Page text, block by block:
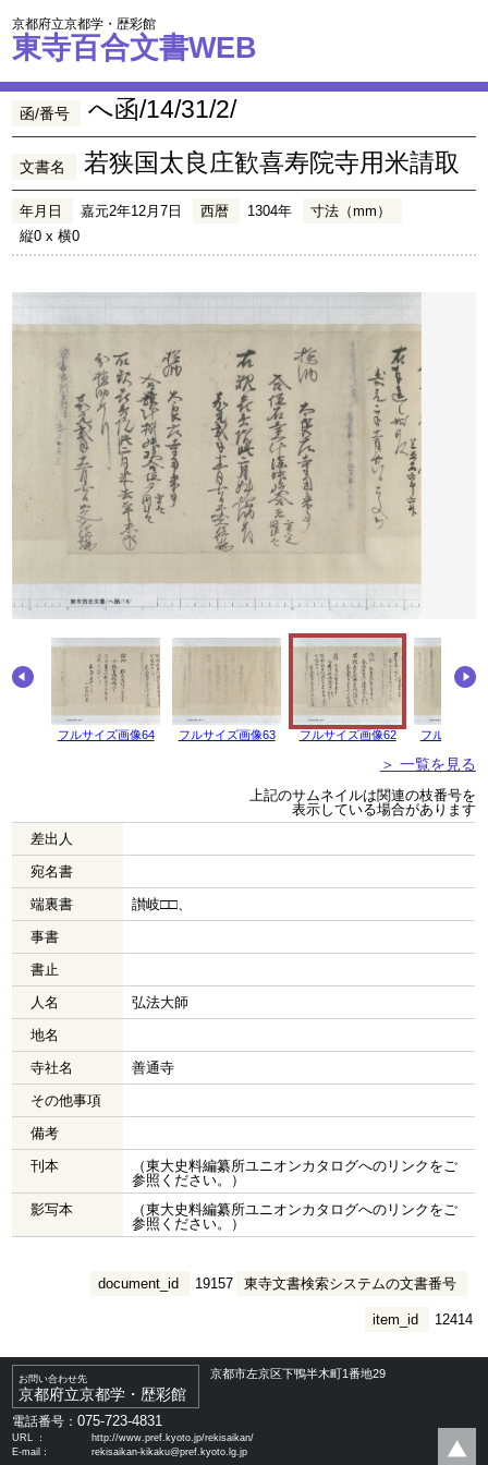
京都府立京都学・歴彩館
東寺百合文書WEB
函/番号 へ函/14/31/2/
文書名 若狭国太良庄歓喜寿院寺用米請取
年月日 嘉元2年12月7日 西暦 1304年
寸法（mm）
縦0 x 横0
フルサイズ画像64 フルサイズ画像63 フルサイズ画像62 フルサイズ
＞ 一覧を見る
上記のサムネイルは関連の枝番号を
表示している場合があります
差出人
宛名書
端裏書
讃岐□□、
事書
書止
人名
弘法大師
地名
寺社名
善通寺
その他事項
備考
刊本
（東大史料編纂所ユニオンカタログへのリンクをご
参照ください。）
影写本
（東大史料編纂所ユニオンカタログへのリンクをご
参照ください。）
東寺文書検索システムの文書番号
document_id 19157
item_id 12414
お問い合わせ先
京都府立京都学・歴彩館
京都市左京区下鴨半木町1番地29
電話番号：075-723-4831
URL ：
http://www.pref.kyoto.jp/rekisaikan/
E-mail：
rekisaikan-kikaku@pref.kyoto.lg.jp